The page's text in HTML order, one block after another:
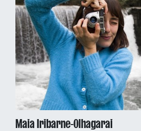
Maia Iribarne-Olhagarai